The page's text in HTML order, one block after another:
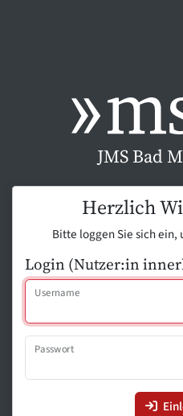
JMS Bad
Herzlich
Bitte loggen Sie sich ein,
Login (Nutzer:in
Username
Passwort